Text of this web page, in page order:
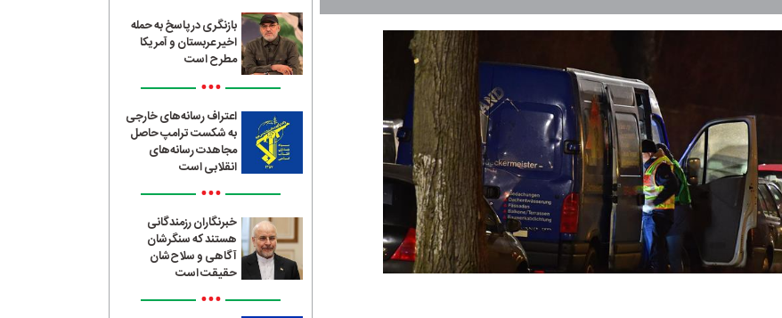
بازنگری در پاسخ به حمله
اخیر عربستان و آمریکا
مطرح است
•••
اعتراف رسانه‌های خارجی
به شکست ترامپ حاصل
مجاهدت رسانه‌های
انقلابی است
•••
خبرنگاران رزمندگانی
هستند که سنگرشان
آگاهی و سلاح‌شان
حقیقت است
•••